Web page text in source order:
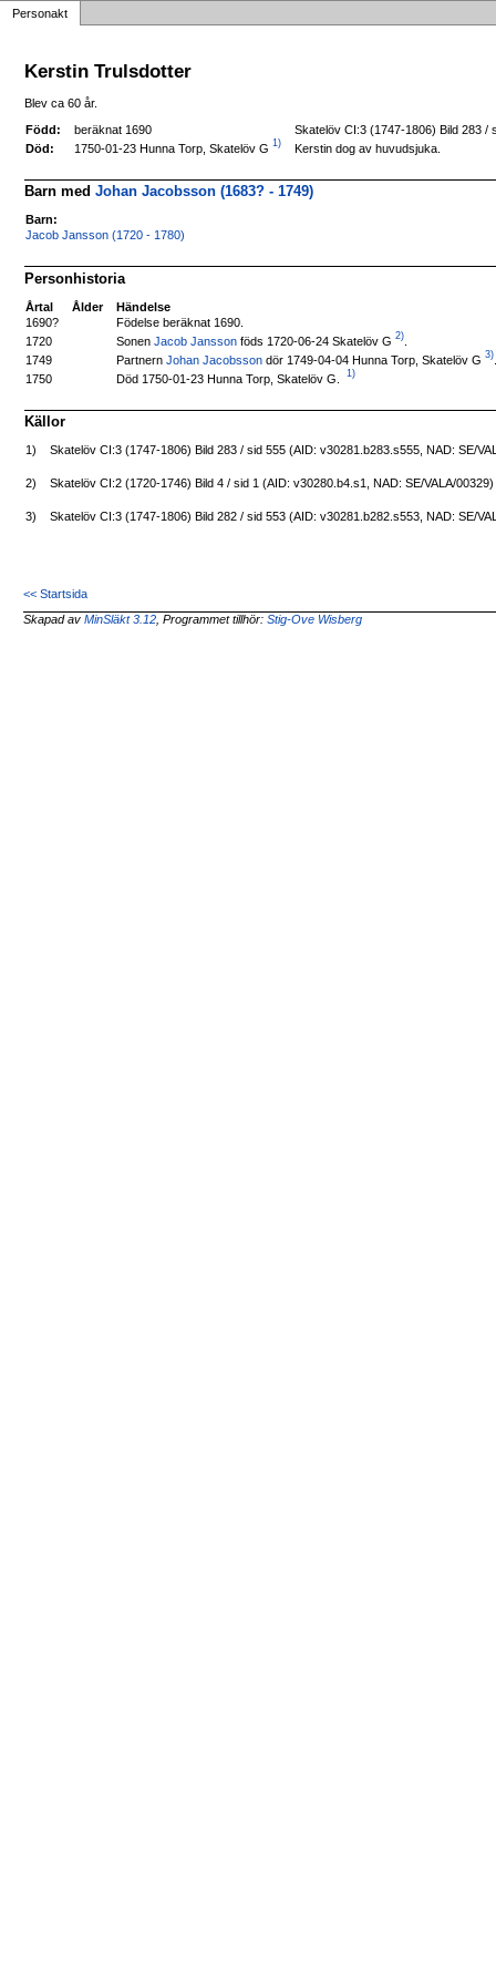
Personakt
Kerstin Trulsdotter
Blev ca 60 år.
Född:
beräknat 1690
Skatelöv CI:3 (1747-1806) Bild 283 /
Död:
1750-01-23 Hunna Torp, Skatelöv G 1) Kerstin dog av huvudsjuka.
Barn medJohan Jacobsson (1683? - 1749)
Barn:
Jacob Jansson (1720 - 1780)
Personhistoria
Årtal Ålder
Händelse
1690?
Födelse beräknat 1690.
1720
Sonen Jacob Jansson föds 1720-06-24 Skatelöv G 2)
1749
Partnern Johan Jacobsson dör 1749-04-04 Hunna Torp, Skatelöv G 3)
1750
Död 1750-01-23 Hunna Torp, Skatelöv G. 1)
Källor
1) Skatelöv CI:3 (1747-1806) Bild 283 / sid 555 (AID: v30281.b283.s555, NAD: SE/
2) Skatelöv CI:2 (1720-1746) Bild 4 / sid 1 (AID: v30280.b4.s1, NAD: SE/VALA/00329)
3) Skatelöv CI:3 (1747-1806) Bild 282 / sid 553 (AID: v30281.b282.s553, NAD: SE/
<< Startsida
Skapad avMinSläkt 3.12 , Programmet tillhör:Stig-Ove Wisberg